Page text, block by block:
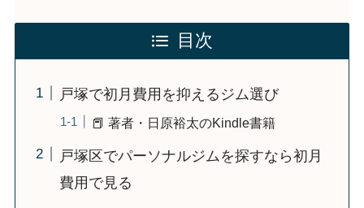
目次
戸塚で初月費用を抑えるジム選び
📕 著者・日原裕太のKindle書籍
戸塚区でパーソナルジムを探すなら初月
費用で見る